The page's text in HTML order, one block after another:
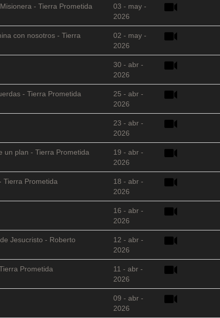
- Tierra Prometida
03 - may -
2026
con nosotros - Tierra
02 - may -
2026
30 - abr -
2026
- Tierra Prometida
25 - abr -
2026
23 - abr -
2026
un plan - Tierra Prometida
19 - abr -
2026
Tierra Prometida
18 - abr -
2026
16 - abr -
2026
Jesucristo - Roberto
12 - abr -
2026
Prometida
11 - abr -
2026
09 - abr -
2026